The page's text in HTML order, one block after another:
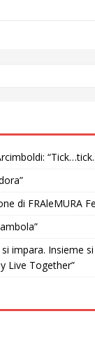
di FRAleMURA
impara. Insieme si
Live Together”